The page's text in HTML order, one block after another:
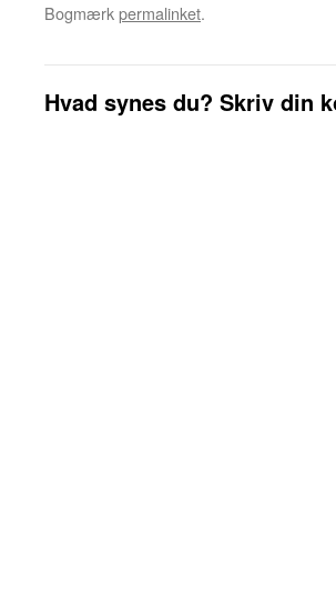
Bogmærkpermalinket.
Hvad synes du? Skriv din